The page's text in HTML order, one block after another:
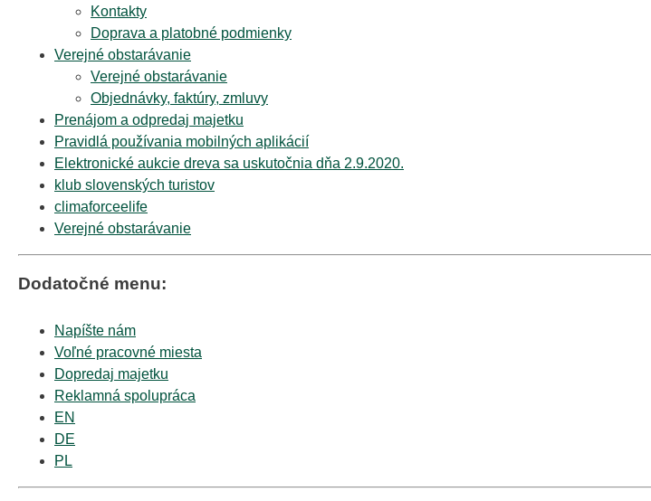
Kontakty
Doprava a platobné podmienky
Verejné obstarávanie
Verejné obstarávanie
Objednávky, faktúry, zmluvy
Prenájom a odpredaj majetku
Pravidlá používania mobilných aplikácií
Elektronické aukcie dreva sa uskutočnia dňa 2.9.2020.
klub slovenských turistov
climaforceelife
Verejné obstarávanie
Dodatočné menu:
Napíšte nám
Voľné pracovné miesta
Dopredaj majetku
Reklamná spolupráca
EN
DE
PL